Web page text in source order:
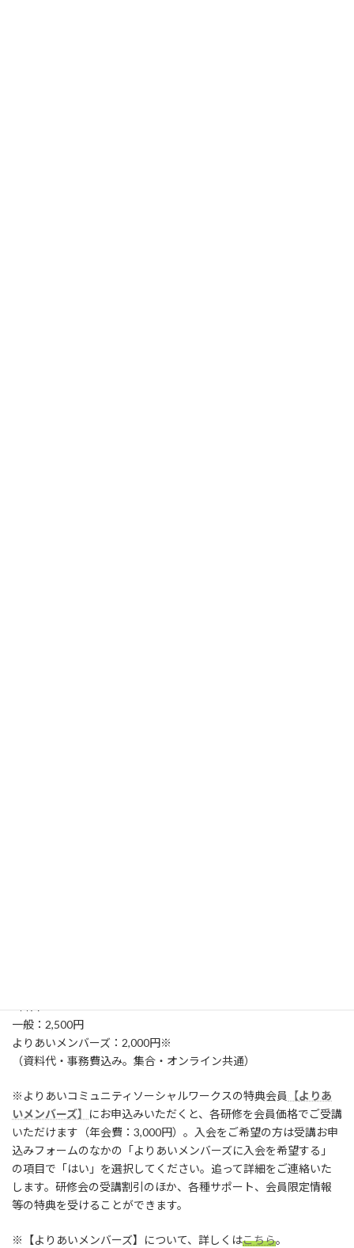
1科目
一般：2,500円
よりあいメンバーズ：2,000円※
（資料代・事務費込み。集合・オンライン共通）
※よりあいコミュニティソーシャルワークスの特典会員 【よりあ
いメンバーズ】
にお申込みいただくと、各研修を会員価格でご受講
いただけます（年会費：3,000円）。入会をご希望の方は受講お申
込みフォームのなかの「よりあいメンバーズに入会を希望する」
の項目で「はい」を選択してください。追って詳細をご連絡いた
します。研修会の受講割引のほか、各種サポート、会員限定情報
等の特典を受けることができます。
※【よりあいメンバーズ】について、詳しくはこちら。